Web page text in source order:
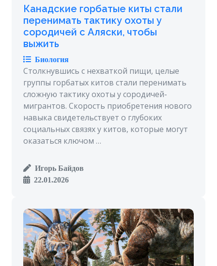
Канадские горбатые киты стали
перенимать тактику охоты у
сородичей с Аляски, чтобы
выжить
Биология
Столкнувшись с нехваткой пищи, целые
группы горбатых китов стали перенимать
сложную тактику охоты у сородичей-
мигрантов. Скорость приобретения нового
навыка свидетельствует о глубоких
социальных связях у китов, которые могут
оказаться ключом …
Игорь Байдов
22.01.2026